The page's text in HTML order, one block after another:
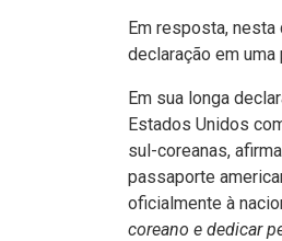
Em resposta,
declaração em
Em sua longa
Estados Unidos
sul-coreanas,
passaporte
oficialmente à
coreano e dedicar